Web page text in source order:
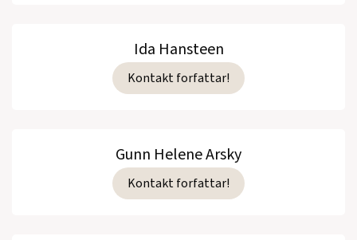
Ida Hansteen
Kontakt forfattar!
Gunn Helene Arsky
Kontakt forfattar!